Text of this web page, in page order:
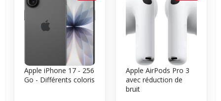
Apple iPhone 17 - 256
Go - Différents coloris
Apple AirPods Pro 3
avec réduction de
bruit